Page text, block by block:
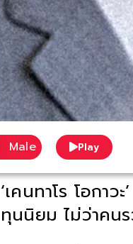
Play
‘เคนทาโร โอกา
ทุนนิยม ไม่ว่าคน